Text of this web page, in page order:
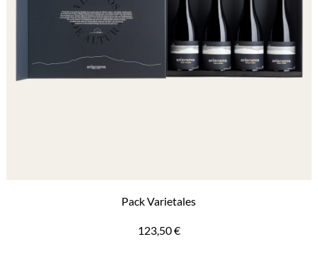
Pack Varietales
123,50€